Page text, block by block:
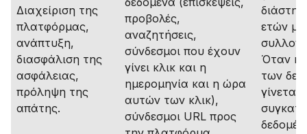
Διαχείριση της
πλατφόρμας,
ανάπτυξη,
διασφάλιση της
ασφάλειας,
πρόληψη της
απάτης.
προβολές,
αναζητήσεις,
σύνδεσμοι που έχουν
γίνει κλικ και η
ημερομηνία και η ώρα
αυτών των κλικ),
σύνδεσμοι URL προς
ετών
Όταν η
των
γίνεται